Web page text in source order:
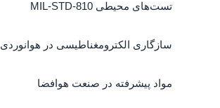
تست‌های محیطی MIL-STD-810
سازگاری الکترومغناطیسی در هوانوردی
مواد پیشرفته در صنعت هوافضا